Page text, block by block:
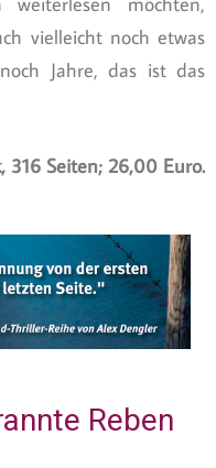
vielleicht noch etwas
Jahre, das ist das
316 Seiten; 26,00 Euro.
Reben